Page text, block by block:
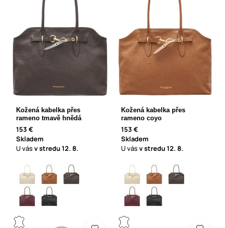
Kožená kabelka přes
rameno tmavě hnědá
153 €
Skladem
U vásv stredu12. 8.
Kožená kabelka přes
rameno coyo
153 €
Skladem
U vásv stredu12. 8.